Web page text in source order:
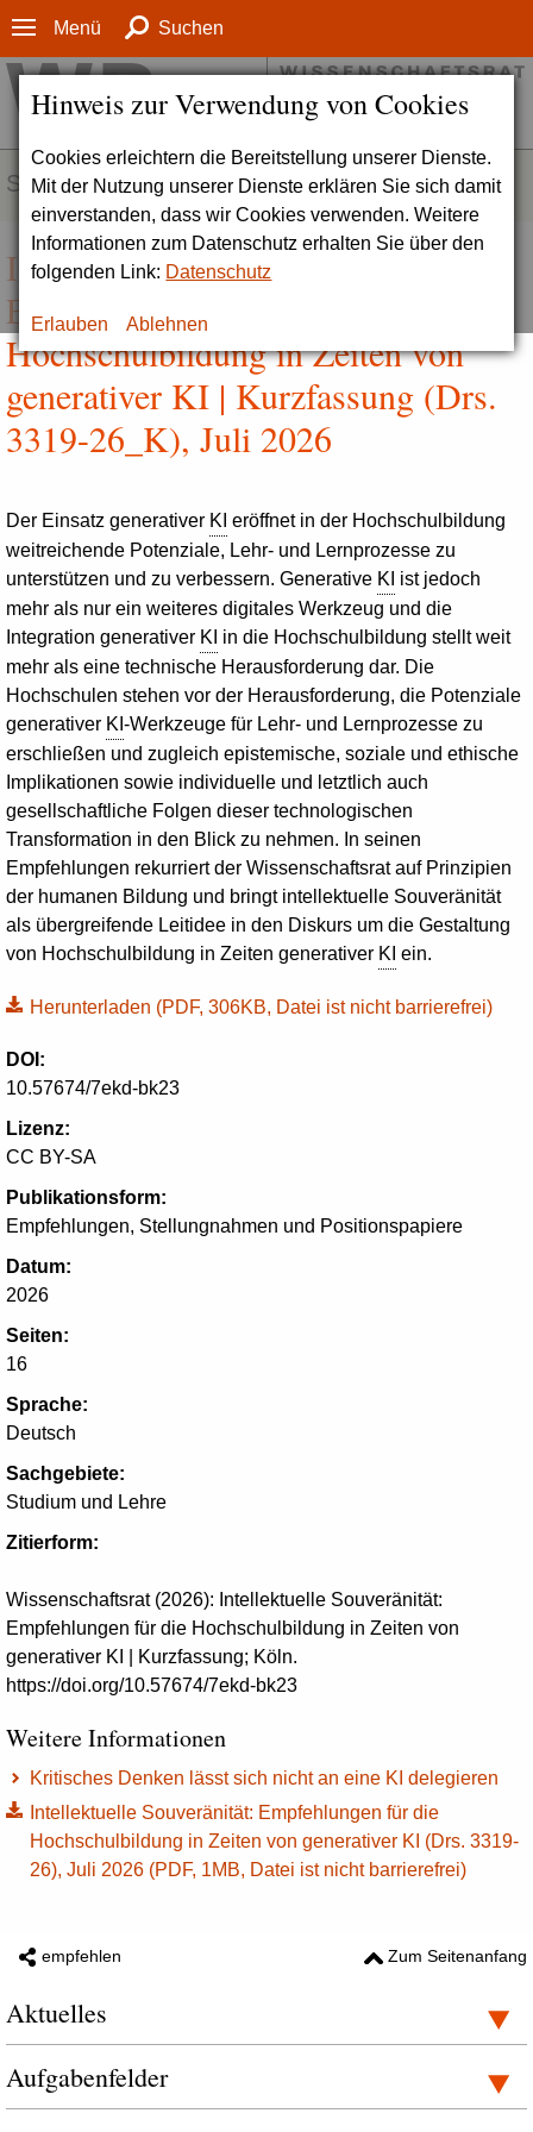
Hinweis zur Verwendung von Cookies
Cookies erleichtern die Bereitstellung unserer Dienste.
Mit der Nutzung unserer Dienste erklären Sie sich damit
einverstanden, dass wir Cookies verwenden. Weitere
Informationen zum Datenschutz erhalten Sie über den
folgenden Link: Datenschutz
Erlauben Ablehnen
Menü Suchen
SERVICE
Intellektuelle Souveränität:
Empfehlungen für die
Hochschulbildung in Zeiten von
generativer KI | Kurzfassung (Drs.
3319-26_K), Juli 2026
Der Einsatz generativer KI eröffnet in der Hochschulbildung
weitreichende Potenziale, Lehr- und Lernprozesse zu
unterstützen und zu verbessern. Generative KI ist jedoch
mehr als nur ein weiteres digitales Werkzeug und die
Integration generativer KI in die Hochschulbildung stellt weit
mehr als eine technische Herausforderung dar. Die
Hochschulen stehen vor der Herausforderung, die Potenziale
generativer KI -Werkzeuge für Lehr- und Lernprozesse zu
erschließen und zugleich epistemische, soziale und ethische
Implikationen sowie individuelle und letztlich auch
gesellschaftliche Folgen dieser technologischen
Transformation in den Blick zu nehmen. In seinen
Empfehlungen rekurriert der Wissenschaftsrat auf Prinzipien
der humanen Bildung und bringt intellektuelle Souveränität
als übergreifende Leitidee in den Diskurs um die Gestaltung
von Hochschulbildung in Zeiten generativer KI ein.
Herunterladen (PDF, 306KB, Datei ist nicht barrierefrei)
DOI:
10.57674/7ekd-bk23
Lizenz:
CC BY-SA
Publikationsform:
Empfehlungen, Stellungnahmen und Positionspapiere
Datum:
2026
Seiten:
16
Sprache:
Deutsch
Sachgebiete:
Studium und Lehre
Zitierform:
Wissenschaftsrat (2026): Intellektuelle Souveränität:
Empfehlungen für die Hochschulbildung in Zeiten von
generativer KI | Kurzfassung; Köln.
https://doi.org/10.57674/7ekd-bk23
Weitere Informationen
Kritisches Denken lässt sich nicht an eine KI delegieren
Intellektuelle Souveränität: Empfehlungen für die
Hochschulbildung in Zeiten von generativer KI (Drs. 3319-
26), Juli 2026 (PDF, 1MB, Datei ist nicht barrierefrei)
empfehlen Zum Seitenanfang
Aktuelles
Aufgabenfelder